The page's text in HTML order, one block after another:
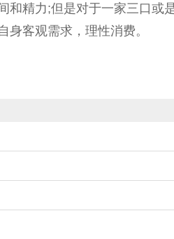
精力;但是对于一家三口或
客观需求，理性消费。